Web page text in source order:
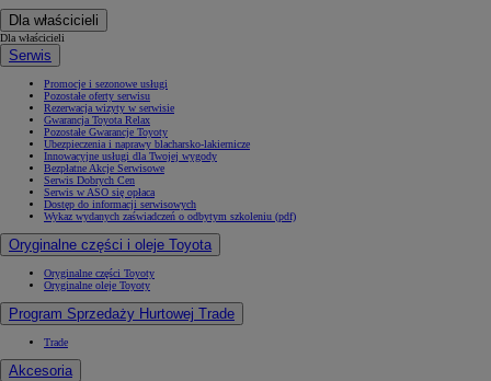
Dla właścicieli
Dla właścicieli
Serwis
Promocje i sezonowe usługi
Pozostałe oferty serwisu
Rezerwacja wizyty w serwisie
Gwarancja Toyota Relax
Pozostałe Gwarancje Toyoty
Ubezpieczenia i naprawy blacharsko-lakiernicze
Innowacyjne usługi dla Twojej wygody
Bezpłatne Akcje Serwisowe
Serwis Dobrych Cen
Serwis w ASO się opłaca
Dostęp do informacji serwisowych
Wykaz wydanych zaświadczeń o odbytym szkoleniu (pdf)
Oryginalne części i oleje Toyota
Oryginalne części Toyoty
Oryginalne oleje Toyoty
Program Sprzedaży Hurtowej Trade
Trade
Akcesoria